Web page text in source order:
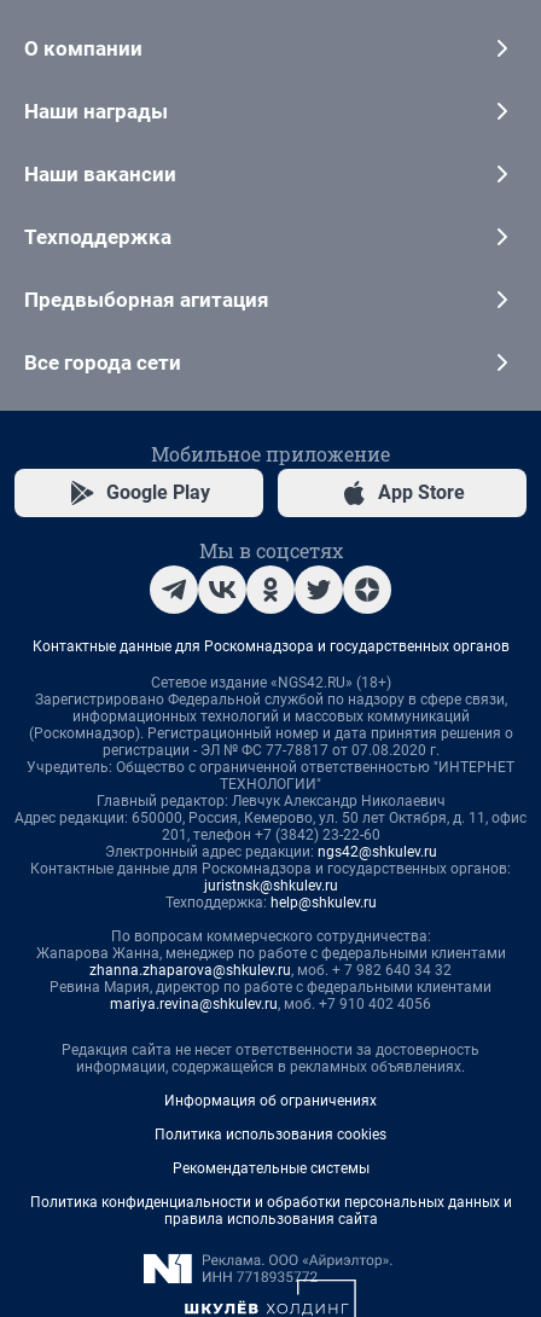
О компании
Наши награды
Наши вакансии
Техподдержка
Предвыборная агитация
Все города сети
Мобильное приложение
Google Play App Store
Мы в соцсетях
Контактные данные для Роскомнадзора и государственных органов
Сетевое издание «NGS42.RU» (18+)
Зарегистрировано Федеральной службой по надзору в сфере связи,
информационных технологий и массовых коммуникаций
(Роскомнадзор). Регистрационный номер и дата принятия решения о
регистрации - ЭЛ № ФС 77-78817 от 07.08.2020 г.
Учредитель: Общество с ограниченной ответственностью "ИНТЕРНЕТ
ТЕХНОЛОГИИ"
Главный редактор: Левчук Александр Николаевич
Адрес редакции: 650000, Россия, Кемерово, ул. 50 лет Октября, д. 11, офис
201, телефон +7 (3842) 23-22-60
Электронный адрес редакции: ngs42@shkulev.ru
Контактные данные для Роскомнадзора и государственных органов:
juristnsk@shkulev.ru
Техподдержка: help@shkulev.ru
По вопросам коммерческого сотрудничества:
Жапарова Жанна, менеджер по работе с федеральными клиентами
zhanna.zhaparova@shkulev.ru, моб. + 7 982 640 34 32
Ревина Мария, директор по работе с федеральными клиентами
mariya.revina@shkulev.ru, моб. +7 910 402 4056
Редакция сайта не несет ответственности за достоверность
информации, содержащейся в рекламных объявлениях.
Информация об ограничениях
Политика использования cookies
Рекомендательные системы
Политика конфиденциальности и обработки персональных данных и
правила использования сайта